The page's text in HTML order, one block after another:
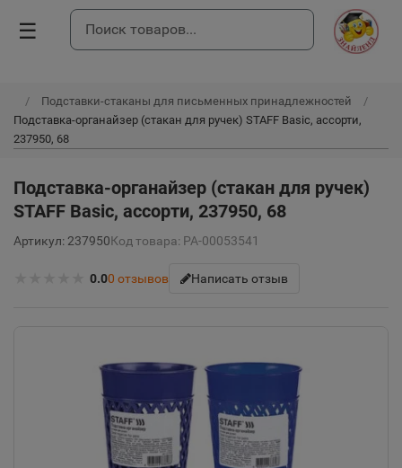
☰
Подставки-стаканы для письменных принадлежностей
Подставка-органайзер (стакан для ручек) STAFF Basic, ассорти,
237950, 68
Подставка-органайзер (стакан для ручек)
STAFF Basic, ассорти, 237950, 68
Артикул: 237950Код товара: РА-00053541
0.00 отзывов Написать отзыв